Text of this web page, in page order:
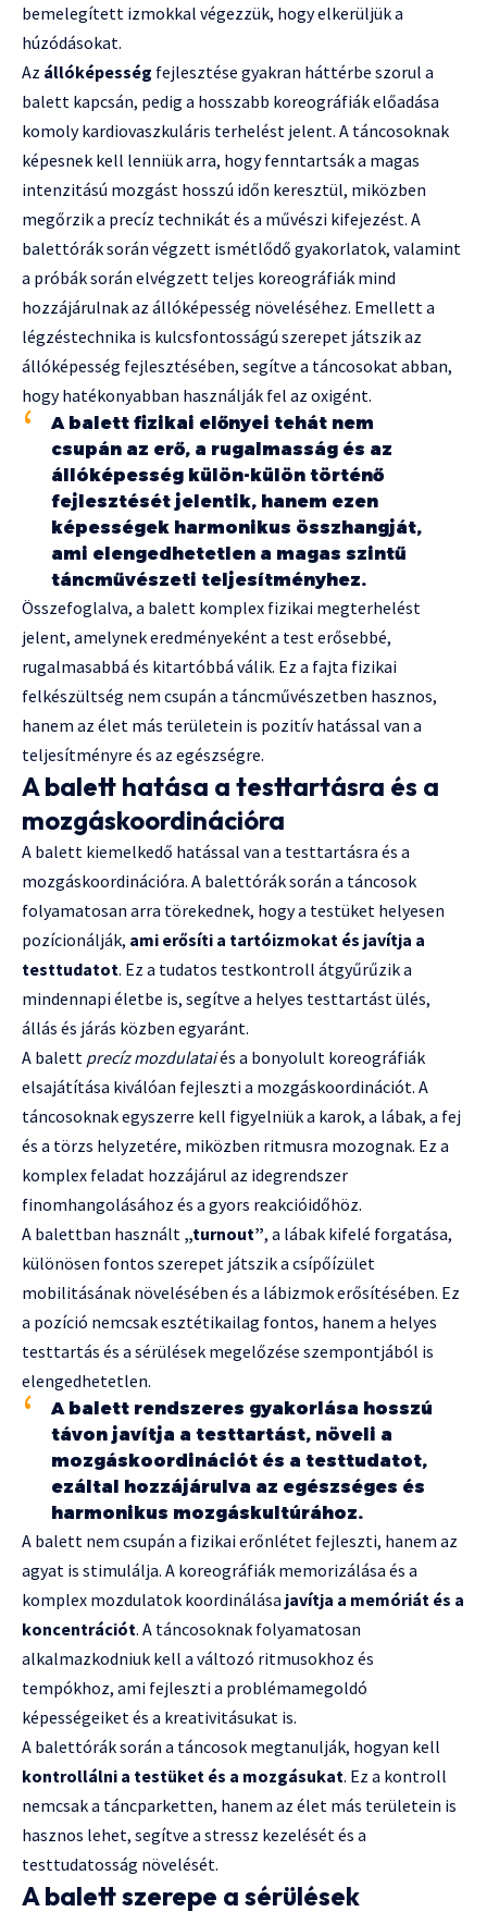
bemelegített izmokkal végezzük, hogy elkerüljük a
húzódásokat.
Az állóképesség fejlesztése gyakran háttérbe szorul a
balett kapcsán, pedig a hosszabb koreográfiák előadása
komoly kardiovaszkuláris terhelést jelent. A táncosoknak
képesnek kell lenniük arra, hogy fenntartsák a magas
intenzitású mozgást hosszú időn keresztül, miközben
megőrzik a precíz technikát és a művészi kifejezést. A
balettórák során végzett ismétlődő gyakorlatok, valamint
a próbák során elvégzett teljes koreográfiák mind
hozzájárulnak az állóképesség növeléséhez. Emellett a
légzéstechnika is kulcsfontosságú szerepet játszik az
állóképesség fejlesztésében, segítve a táncosokat abban,
hogy hatékonyabban használják fel az oxigént.
A balett fizikai előnyei tehát nem
csupán az erő, a rugalmasság és az
állóképesség külön-külön történő
fejlesztését jelentik, hanem ezen
képességek harmonikus összhangját,
ami elengedhetetlen a magas szintű
táncművészeti teljesítményhez.
Összefoglalva, a balett komplex fizikai megterhelést
jelent, amelynek eredményeként a test erősebbé,
rugalmasabbá és kitartóbbá válik. Ez a fajta fizikai
felkészültség nem csupán a táncművészetben hasznos,
hanem az élet más területein is pozitív hatással van a
teljesítményre és az egészségre.
A balett hatása a testtartásra és a
mozgáskoordinációra
A balett kiemelkedő hatással van a testtartásra és a
mozgáskoordinációra. A balettórák során a táncosok
folyamatosan arra törekednek, hogy a testüket helyesen
pozícionálják, ami erősíti a tartóizmokat és javítja a
testtudatot. Ez a tudatos testkontroll átgyűrűzik a
mindennapi életbe is, segítve a helyes testtartást ülés,
állás és járás közben egyaránt.
A balett precíz mozdulataiés a bonyolult koreográfiák
elsajátítása kiválóan fejleszti a mozgáskoordinációt. A
táncosoknak egyszerre kell figyelniük a karok, a lábak, a fej
és a törzs helyzetére, miközben ritmusra mozognak. Ez a
komplex feladat hozzájárul az idegrendszer
finomhangolásához és a gyors reakcióidőhöz.
A balettban használt „turnout”, a lábak kifelé forgatása,
különösen fontos szerepet játszik a csípőízület
mobilitásának növelésében és a lábizmok erősítésében. Ez
a pozíció nemcsak esztétikailag fontos, hanem a helyes
testtartás és a sérülések megelőzése szempontjából is
elengedhetetlen.
A balett rendszeres gyakorlása hosszú
távon javítja a testtartást, növeli a
mozgáskoordinációt és a testtudatot,
ezáltal hozzájárulva az egészséges és
harmonikus mozgáskultúrához.
A balett nem csupán a fizikai erőnlétet fejleszti, hanem az
agyat is stimulálja. A koreográfiák memorizálása és a
komplex mozdulatok koordinálása javítja a memóriát és a
koncentrációt. A táncosoknak folyamatosan
alkalmazkodniuk kell a változó ritmusokhoz és
tempókhoz, ami fejleszti a problémamegoldó
képességeiket és a kreativitásukat is.
A balettórák során a táncosok megtanulják, hogyan kell
kontrollálni a testüket és a mozgásukat. Ez a kontroll
nemcsak a táncparketten, hanem az élet más területein is
hasznos lehet, segítve a stressz kezelését és a
testtudatosság növelését.
A balett szerepe a sérülések